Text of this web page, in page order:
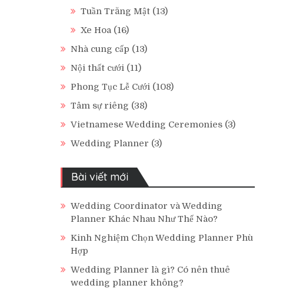
Tuần Trăng Mật (13)
Xe Hoa (16)
Nhà cung cấp (13)
Nội thất cưới (11)
Phong Tục Lễ Cưới (108)
Tâm sự riêng (38)
Vietnamese Wedding Ceremonies (3)
Wedding Planner (3)
Bài viết mới
Wedding Coordinator và Wedding
Planner Khác Nhau Như Thế Nào?
Kinh Nghiệm Chọn Wedding Planner Phù
Hợp
Wedding Planner là gì? Có nên thuê
wedding planner không?